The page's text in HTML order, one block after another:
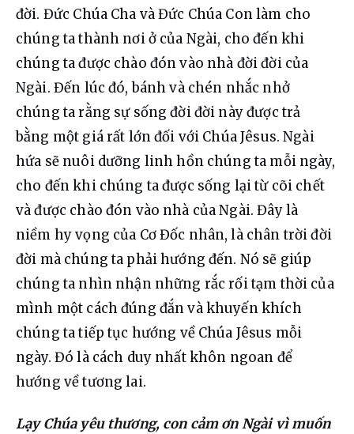
đời. Đức Chúa Cha và Đức Chúa Con làm cho
chúng ta thành nơi ở của Ngài, cho đến khi
chúng ta được chào đón vào nhà đời đời của
Ngài. Đến lúc đó, bánh và chén nhắc nhở
chúng ta rằng sự sống đời đời này được trả
bằng một giá rất lớn đối với Chúa Jêsus. Ngài
hứa sẽ nuôi dưỡng linh hồn chúng ta mỗi ngày,
cho đến khi chúng ta được sống lại từ cõi chết
và được chào đón vào nhà của Ngài. Đây là
niềm hy vọng của Cơ Đốc nhân, là chân trời đời
đời mà chúng ta phải hướng đến. Nó sẽ giúp
chúng ta nhìn nhận những rắc rối tạm thời của
mình một cách đúng đắn và khuyến khích
chúng ta tiếp tục hướng về Chúa Jêsus mỗi
ngày. Đó là cách duy nhất khôn ngoan để
hướng về tương lai.
Lạy Chúa yêu thương, con cảm ơn Ngài vì muốn